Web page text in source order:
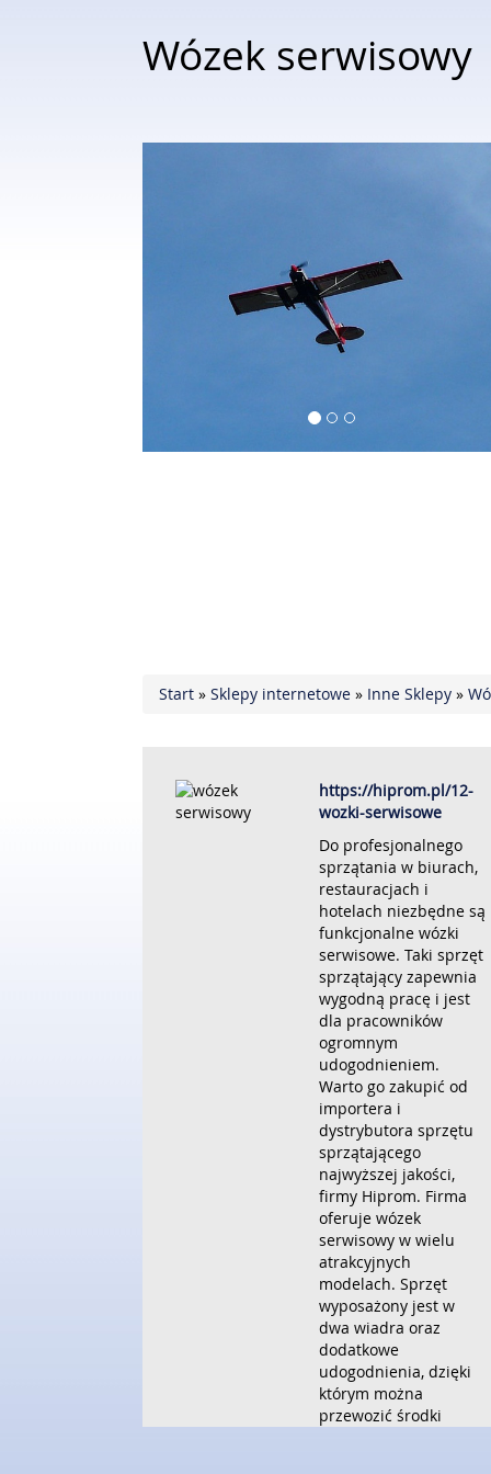
Wózek serwisowy
Start » Sklepy internetowe » Inne Sklepy »
https://hiprom.pl/12-
wozki-serwisowe
Do profesjonalnego
sprzątania w biurach,
restauracjach i
hotelach niezbędne są
funkcjonalne wózki
serwisowe. Taki sprzęt
sprzątający zapewnia
wygodną pracę i jest
dla pracowników
ogromnym
udogodnieniem.
Warto go zakupić od
importera i
dystrybutora sprzętu
sprzątającego
najwyższej jakości,
firmy Hiprom. Firma
oferuje wózek
serwisowy w wielu
atrakcyjnych
modelach. Sprzęt
wyposażony jest w
dwa wiadra oraz
dodatkowe
udogodnienia, dzięki
którym można
przewozić środki